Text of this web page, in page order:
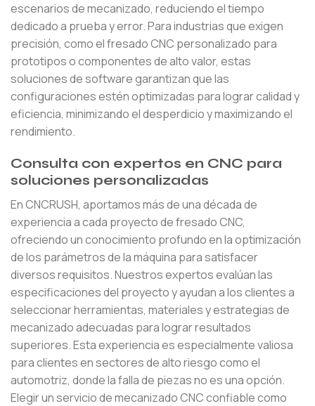
escenarios de mecanizado, reduciendo el tiempo
dedicado a prueba y error. Para industrias que exigen
precisión, como el fresado CNC personalizado para
prototipos o componentes de alto valor, estas
soluciones de software garantizan que las
configuraciones estén optimizadas para lograr calidad y
eficiencia, minimizando el desperdicio y maximizando el
rendimiento.
Consulta con expertos en CNC para
soluciones personalizadas
En CNCRUSH, aportamos más de una década de
experiencia a cada proyecto de fresado CNC,
ofreciendo un conocimiento profundo en la optimización
de los parámetros de la máquina para satisfacer
diversos requisitos. Nuestros expertos evalúan las
especificaciones del proyecto y ayudan a los clientes a
seleccionar herramientas, materiales y estrategias de
mecanizado adecuadas para lograr resultados
superiores. Esta experiencia es especialmente valiosa
para clientes en sectores de alto riesgo como el
automotriz, donde la falla de piezas no es una opción.
Elegir un servicio de mecanizado CNC confiable como